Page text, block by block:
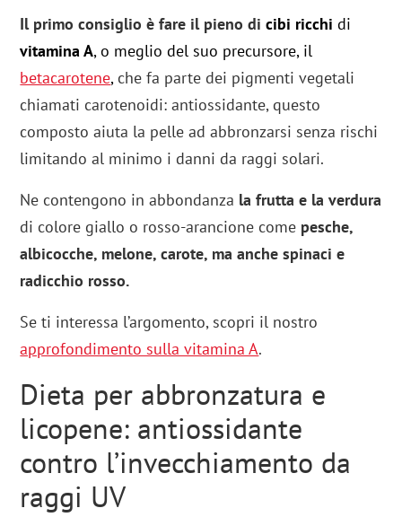
Il primo consiglio è fare il pieno dicibi ricchi di
vitamina A, o meglio del suo precursore, il
betacarotene, che fa parte dei pigmenti vegetali
chiamati carotenoidi: antiossidante, questo
composto aiuta la pelle ad abbronzarsi senza rischi
limitando al minimo i danni da raggi solari.
Ne contengono in abbondanza la frutta e la verdura
di colore giallo o rosso-arancione come pesche,
albicocche, melone, carote, ma anche spinaci e
radicchio rosso.
Se ti interessa l’argomento, scopri il nostro
approfondimento sulla vitamina A.
Dieta per abbronzatura e
licopene: antiossidante
contro l’invecchiamento da
raggi UV